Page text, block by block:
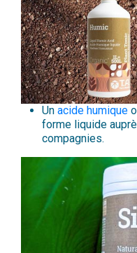
Un acide humique
forme liquide
compagnies.